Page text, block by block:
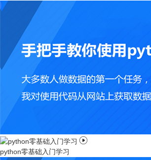

python零基础入门学习